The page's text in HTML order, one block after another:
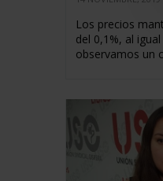
Los precios
del 0,1%, al
observamos un